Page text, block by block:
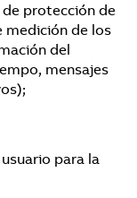
protección de
medición de los
del
mensajes
para la